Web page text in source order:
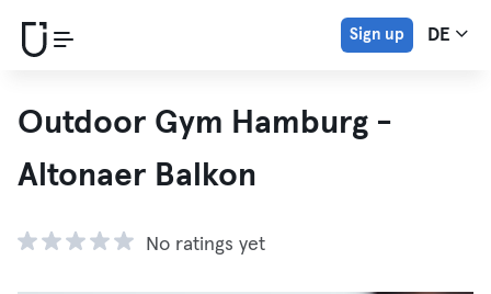
Sign up DE
Outdoor Gym Hamburg -
Altonaer Balkon
No ratings yet